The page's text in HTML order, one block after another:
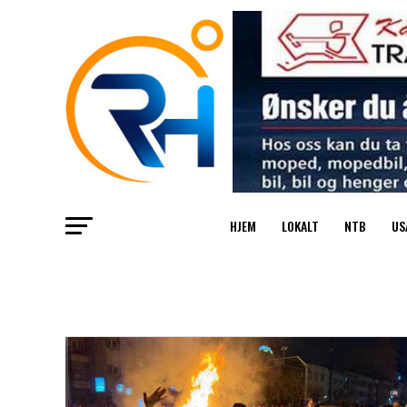
HJEM LOKALT NTB